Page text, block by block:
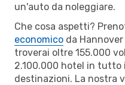
un'auto da noleggiare.
Che cosa aspetti?
economico da
troverai oltre 155.000
2.100.000 hotel in tutto
destinazioni. La nostra